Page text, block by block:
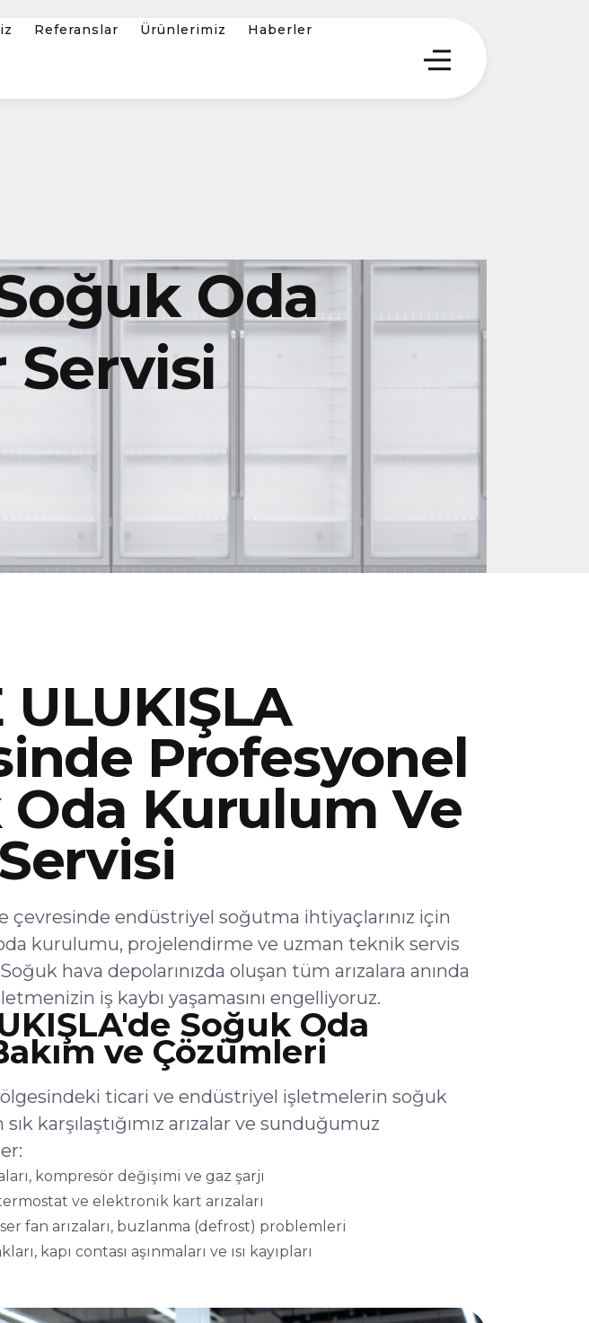
Referanslar Ürünlerimiz Haberler
Oda
Servisi
ULUKIŞLA
Profesyonel
Kurulum Ve
çevresinde endüstriyel soğutma ihtiyaçlarınız için
kurulumu, projelendirme ve uzman teknik servis
hava depolarınızda oluşan tüm arızalara anında
iş kaybı yaşamasını engelliyoruz.
Soğuk Oda
ve Çözümleri
ticari ve endüstriyel işletmelerin soğuk
karşılaştığımız arızalar ve sunduğumuz
kompresör değişimi ve gaz şarjı
ve elektronik kart arızaları
fan arızaları, buzlanma (defrost) problemleri
kapı contası aşınmaları ve ısı kayıpları